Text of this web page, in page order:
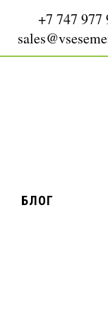
+7 747 977
БЛОГ